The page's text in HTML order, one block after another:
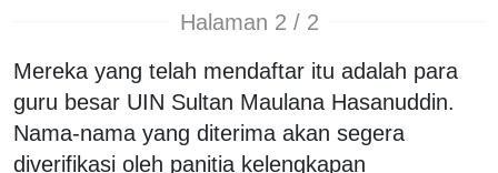
Halaman 2 / 2
Mereka yang telah mendaftar itu adalah para
guru besar UIN Sultan Maulana Hasanuddin.
Nama-nama yang diterima akan segera
diverifikasi oleh panitia kelengkapan